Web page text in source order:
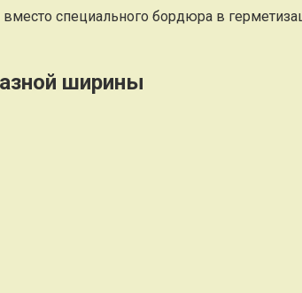
специального бордюра в
ширины